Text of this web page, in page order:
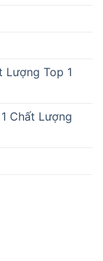
Lượng Top 1
Chất Lượng